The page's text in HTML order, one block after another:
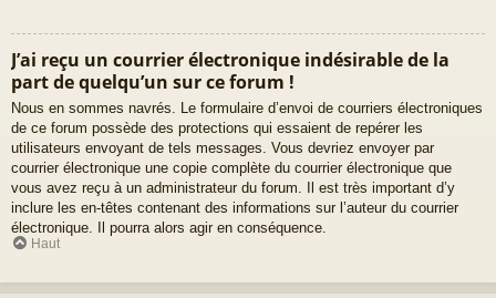
J’ai reçu un courrier électronique indésirable de la
part de quelqu’un sur ce forum !
Nous en sommes navrés. Le formulaire d’envoi de courriers électroniques
de ce forum possède des protections qui essaient de repérer les
utilisateurs envoyant de tels messages. Vous devriez envoyer par
courrier électronique une copie complète du courrier électronique que
vous avez reçu à un administrateur du forum. Il est très important d’y
inclure les en-têtes contenant des informations sur l’auteur du courrier
électronique. Il pourra alors agir en conséquence.
Haut